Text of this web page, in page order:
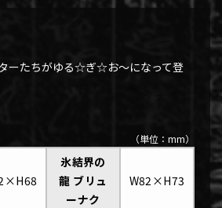
ーたちがゆる☆ぎ☆お～になって登
（単位：mm）
氷結界の
龍 ブリュ
ーナク
W82×H73